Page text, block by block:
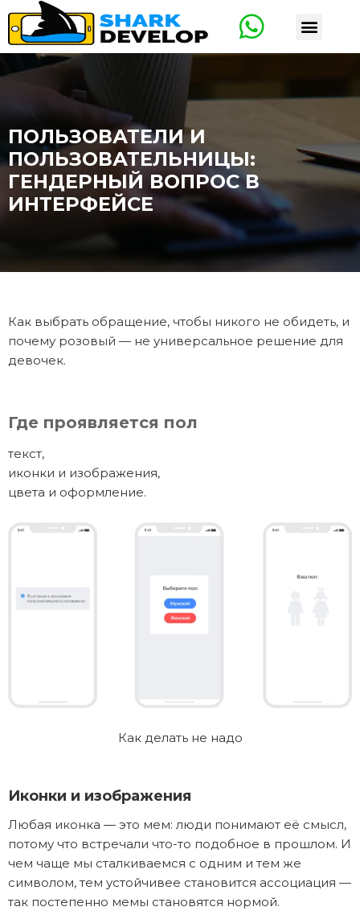
ПОЛЬЗОВАТЕЛИ И
ПОЛЬЗОВАТЕЛЬНИЦЫ:
ГЕНДЕРНЫЙ ВОПРОС В
ИНТЕРФЕЙСЕ
Как выбрать обращение, чтобы никого не обидеть, и
почему розовый — не универсальное решение для
девочек.
Где проявляется пол
текст,
иконки и изображения,
цвета и оформление.
Как делать не надо
Иконки и изображения
Любая иконка — это мем: люди понимают её смысл,
потому что встречали что-то подобное в прошлом. И
чем чаще мы сталкиваемся с одним и тем же
символом, тем устойчивее становится ассоциация —
так постепенно мемы становятся нормой.